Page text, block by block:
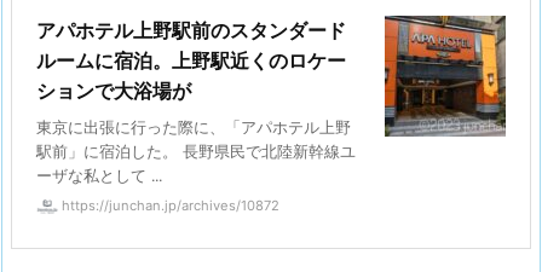
アパホテル上野駅前のスタンダード
ルームに宿泊。上野駅近くのロケー
ションで大浴場が
東京に出張に行った際に、「アパホテル上野
駅前」に宿泊した。 長野県民で北陸新幹線ユ
ーザな私として ...
https://junchan.jp/archives/10872